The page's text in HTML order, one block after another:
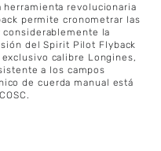
herramienta revolucionaria
permite cronometrar las
la
del Spirit Pilot Flyback
exclusivo calibre Longines,
a los campos
de cuerda manual está